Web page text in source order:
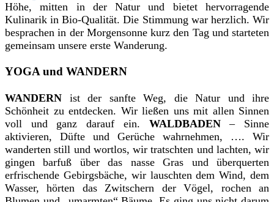
Höhe, mitten in der Natur und bietet hervorragende
Kulinarik in Bio-Qualität. Die Stimmung war herzlich. Wir
besprachen in der Morgensonne kurz den Tag und starteten
gemeinsam unsere erste Wanderung.
YOGA und WANDERN
WANDERN ist der sanfte Weg, die Natur und ihre
Schönheit zu entdecken. Wir ließen uns mit allen Sinnen
voll und ganz darauf ein. WALDBADEN– Sinne
aktivieren, Düfte und Gerüche wahrnehmen, …. Wir
wanderten still und wortlos, wir tratschten und lachten, wir
gingenbarfuß über das nasse Gras und überquerten
erfrischende Gebirgsbäche, wir lauschten dem Wind, dem
Wasser, hörten das Zwitschern der Vögel, rochen an